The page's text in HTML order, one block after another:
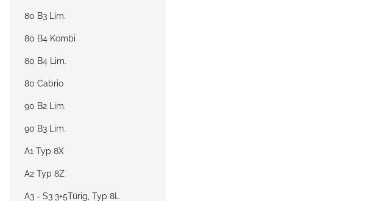
80 B3 Lim.
80 B4 Kombi
80 B4 Lim.
80 Cabrio
90 B2 Lim.
90 B3 Lim.
A1 Typ 8X
A2 Typ 8Z
A3 - S3 3+5Türig, Typ 8L